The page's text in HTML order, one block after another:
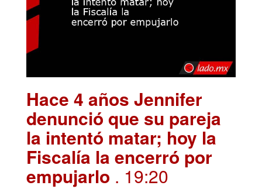
Hace 4 años Jennifer
denunció que su pareja
la intentó matar; hoy la
Fiscalía la encerró por
empujarlo . 19:20